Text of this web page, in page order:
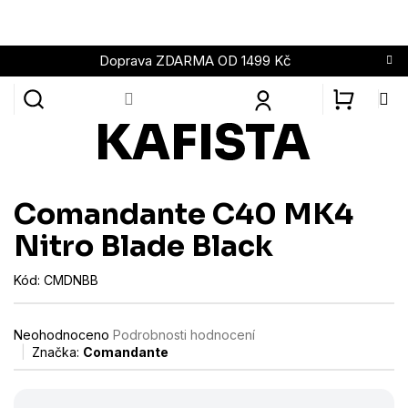
obsah
Doprava ZDARMA OD 1499 Kč
Comandante C40 MK4
Nitro Blade Black
Kód: CMDNBB
Průměrné
hodnocení
produktu
Neohodnoceno Podrobnosti hodnocení
Značka: Comandante